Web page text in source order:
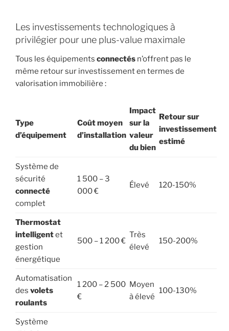
Les investissements technologiques à
privilégier pour une plus-value maximale
Tous les équipements connectés n’offrent pas le
même retour sur investissement en termes de
valorisation immobilière :
Type
d’équipement
Coût moyen
d’installation
Impact
sur la
valeur
du bien
Retour sur
investissement
estimé
Système de
sécurité
connecté
complet
1 500 – 3
000 €
Élevé 120-150%
Thermostat
intelligentet
gestion
énergétique
500 – 1 200 €
Très
élevé
150-200%
Automatisation
des volets
roulants
1 200 – 2 500
€
Moyen
à élevé
100-130%
Système